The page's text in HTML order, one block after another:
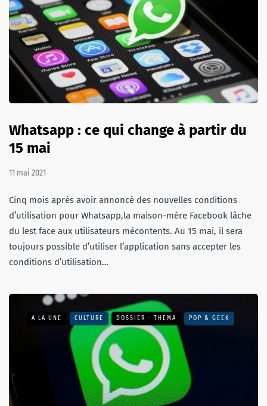
Whatsapp : ce qui change à partir du
15 mai
11 mai 2021
Cinq mois après avoir annoncé des nouvelles conditions
d’utilisation pour Whatsapp,la maison-mère Facebook lâche
du lest face aux utilisateurs mécontents. Au 15 mai, il sera
toujours possible d’utiliser l’application sans accepter les
conditions d’utilisation…
A LA UNE CULTURE DOSSIER - THEMA POP & GEEK